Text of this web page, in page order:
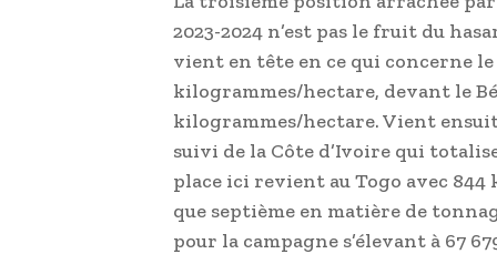
2023-2024 n’est pas le fruit du
vient en tête en ce qui concerne le
kilogrammes/hectare, devant le
kilogrammes/hectare. Vient
suivi de la Côte d’Ivoire qui
place ici revient au Togo avec 844
que septième en matière de
pour la campagne s’élevant à 67